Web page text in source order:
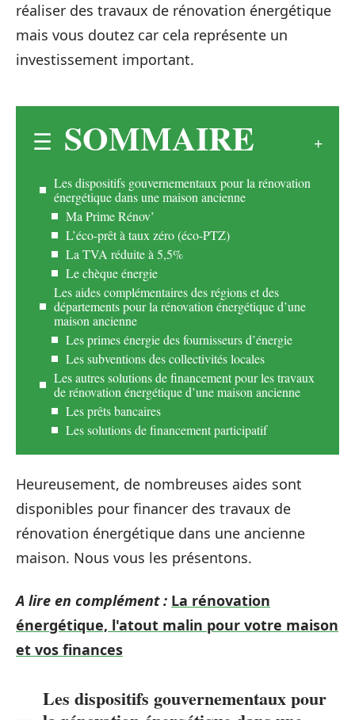
réaliser des travaux de rénovation énergétique
mais vous doutez car cela représente un
investissement important.
SOMMAIRE
Les dispositifs gouvernementaux pour la rénovation
énergétique dans une maison ancienne
Ma Prime Rénov’
L’éco-prêt à taux zéro (éco-PTZ)
La TVA réduite à 5,5%
Le chèque énergie
Les aides complémentaires des régions et des
départements pour la rénovation énergétique d’une
maison ancienne
Les primes énergie des fournisseurs d’énergie
Les subventions des collectivités locales
Les autres solutions de financement pour les travaux
de rénovation énergétique d’une maison ancienne
Les prêts bancaires
Les solutions de financement participatif
Heureusement, de nombreuses aides sont
disponibles pour financer des travaux de
rénovation énergétique dans une ancienne
maison. Nous vous les présentons.
A lire en complément : La rénovation
énergétique, l'atout malin pour votre maison
et vos finances
Les dispositifs gouvernementaux pour